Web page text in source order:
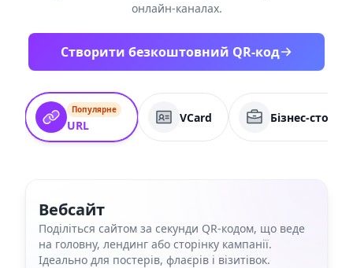
онлайн-каналах.
Створити безкоштовний QR-код
Популярне
URL
VCard Бізнес-
Вебсайт
Поділіться сайтом за секунди QR‑кодом, що веде
на головну, лендинг або сторінку кампанії.
Ідеально для постерів, флаєрів і візитівок.